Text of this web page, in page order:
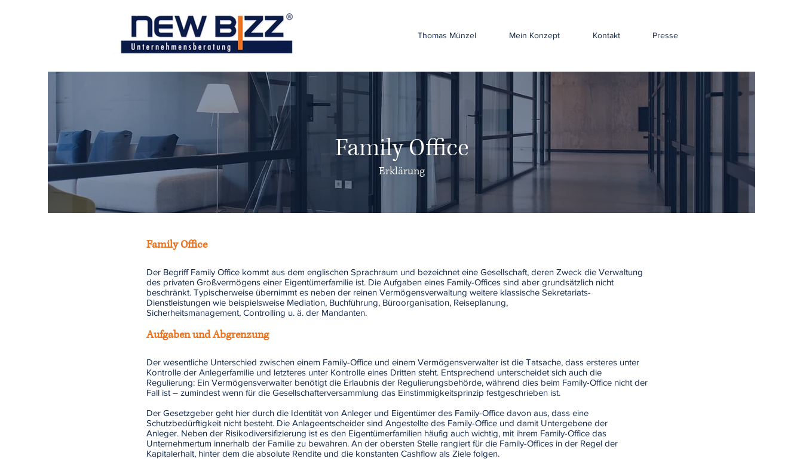
Thomas Münzel Mein Konzept Kontakt Presse
Family Office
Erklärung
Family Office
Der Begriff Family Office kommt aus dem englischen Sprachraum und bezeichnet eine Gesellschaft, deren Zweck die Verwaltung
des privaten Großvermögens einer Eigentümerfamilie ist. Die Aufgaben eines Family-Offices sind aber grundsätzlich nicht
beschränkt. Typischerweise übernimmt es neben der reinen Vermögensverwaltung weitere klassische Sekretariats-
Dienstleistungen wie beispielsweise Mediation, Buchführung, Büroorganisation, Reiseplanung,
Sicherheitsmanagement, Controlling u. ä. der Mandanten.
Aufgaben und Abgrenzung
Der wesentliche Unterschied zwischen einem Family-Office und einem Vermögensverwalter ist die Tatsache, dass ersteres unter
Kontrolle der Anlegerfamilie und letzteres unter Kontrolle eines Dritten steht. Entsprechend unterscheidet sich auch die
Regulierung: Ein Vermögensverwalter benötigt die Erlaubnis der Regulierungsbehörde, während dies beim Family-Office nicht der
Fall ist – zumindest wenn für die Gesellschafterversammlung das Einstimmigkeitsprinzip festgeschrieben ist.
Der Gesetzgeber geht hier durch die Identität von Anleger und Eigentümer des Family-Office davon aus, dass eine
Schutzbedürftigkeit nicht besteht. Die Anlageentscheider sind Angestellte des Family-Office und damit Untergebene der
Anleger. Neben der Risikodiversifizierung ist es den Eigentümerfamilien häufig auch wichtig, mit ihrem Family-Office das
Unternehmertum innerhalb der Familie zu bewahren. An der obersten Stelle rangiert für die Family-Offices in der Regel der
Kapitalerhalt, hinter dem die absolute Rendite und die konstanten Cashflow als Ziele folgen.